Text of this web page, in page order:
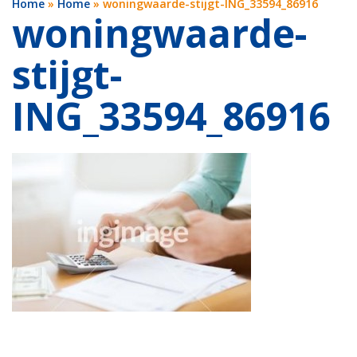
Home » Home » woningwaarde-stijgt-ING_33594_86916
woningwaarde-
stijgt-
ING_33594_86916